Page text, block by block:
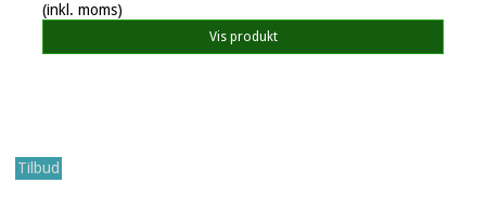
(inkl. moms)
Vis produkt
Tilbud